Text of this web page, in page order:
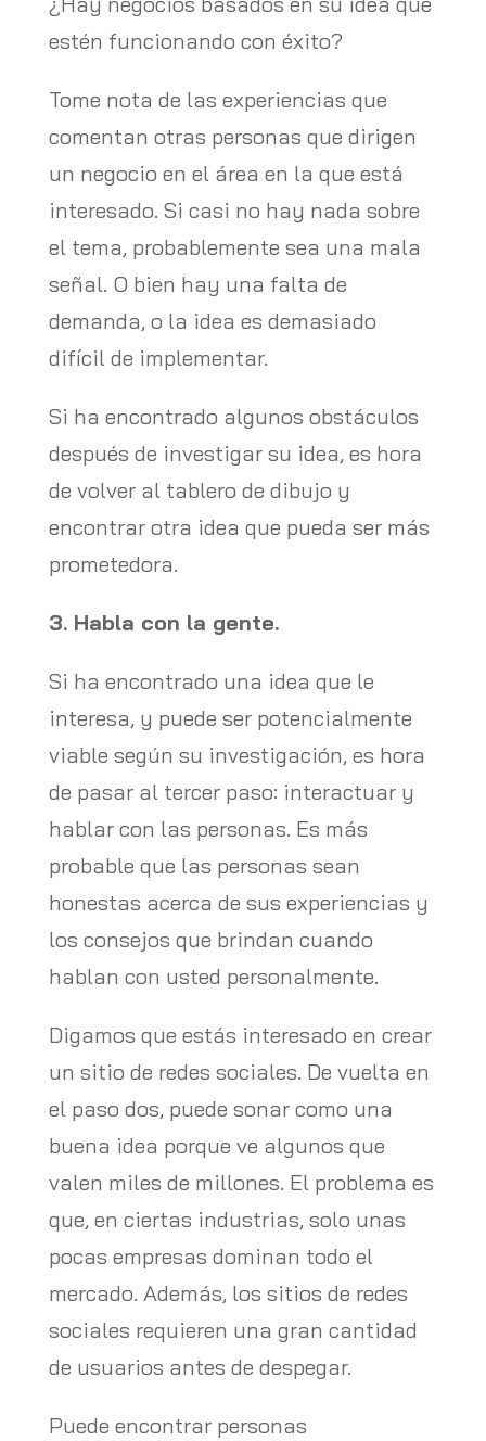
estén funcionando con éxito?
Tome nota de las experiencias que
comentan otras personas que dirigen
un negocio en el área en la que está
interesado. Si casi no hay nada sobre
el tema, probablemente sea una mala
señal. O bien hay una falta de
demanda, o la idea es demasiado
difícil de implementar.
Si ha encontrado algunos obstáculos
después de investigar su idea, es hora
de volver al tablero de dibujo y
encontrar otra idea que pueda ser más
prometedora.
3. Habla con la gente.
Si ha encontrado una idea que le
interesa, y puede ser potencialmente
viable según su investigación, es hora
de pasar al tercer paso: interactuar y
hablar con las personas. Es más
probable que las personas sean
honestas acerca de sus experiencias y
los consejos que brindan cuando
hablan con usted personalmente.
Digamos que estás interesado en crear
un sitio de redes sociales. De vuelta en
el paso dos, puede sonar como una
buena idea porque ve algunos que
valen miles de millones. El problema es
que, en ciertas industrias, solo unas
pocas empresas dominan todo el
mercado. Además, los sitios de redes
sociales requieren una gran cantidad
de usuarios antes de despegar.
Puede encontrar personas